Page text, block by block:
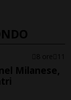
8 ore 11
Milanese,